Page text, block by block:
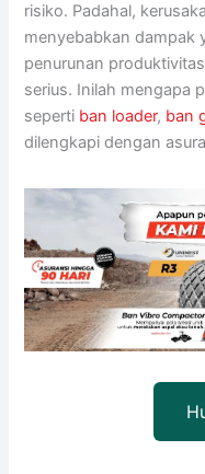
risiko. Padahal,
menyebabkan dampak
penurunan
serius. Inilah mengapa
seperti ban loader, ban
dilengkapi dengan